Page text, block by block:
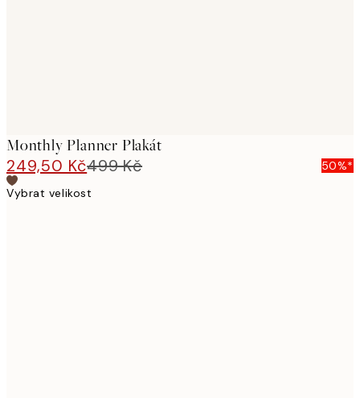
Monthly Planner Plakát
249,50 Kč499 Kč
50%*
Vybrat velikost